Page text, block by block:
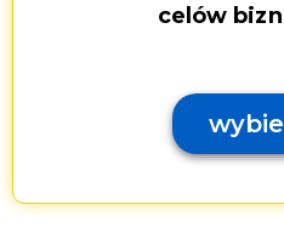
celów